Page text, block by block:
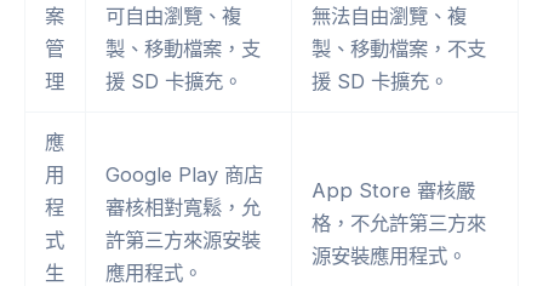
案
管
理
可自由瀏覽、複
製、移動檔案，支
援 SD 卡擴充。
無法自由瀏覽、複
製、移動檔案，不支
援 SD 卡擴充。
應
用
程
式
生
Google Play 商店
審核相對寬鬆，允
許第三方來源安裝
應用程式。
App Store 審核嚴
格，不允許第三方來
源安裝應用程式。